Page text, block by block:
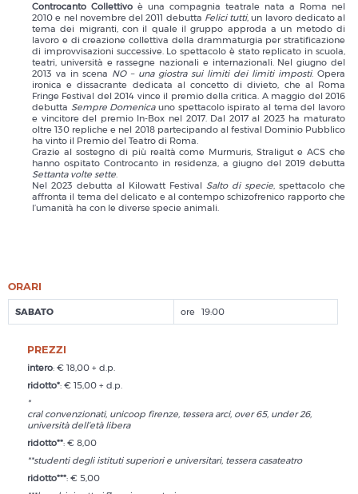
Controcanto Collettivo è una compagnia teatrale nata a Roma nel
2010 e nel novembre del 2011 debutta Felici tutti, un lavoro dedicato al
tema dei migranti, con il quale il gruppo approda a un metodo di
lavoro e di creazione collettiva della drammaturgia per stratificazione
di improvvisazioni successive. Lo spettacolo è stato replicato in scuola,
teatri, università e rassegne nazionali e internazionali. Nel giugno del
2013 va in scena NO – una giostra sui limiti dei limiti imposti. Opera
ironica e dissacrante dedicata al concetto di divieto, che al Roma
Fringe Festival del 2014 vince il premio della critica. A maggio del 2016
debutta Sempre Domenicauno spettacolo ispirato al tema del lavoro
e vincitore del premio In-Box nel 2017. Dal 2017 al 2023 ha maturato
oltre 130 repliche e nel 2018 partecipando al festival Dominio Pubblico
ha vinto il Premio del Teatro di Roma.
Grazie al sostegno di più realtà come Murmuris, Straligut e ACS che
hanno ospitato Controcanto in residenza, a giugno del 2019 debutta
Settanta volte sette.
Nel 2023 debutta al Kilowatt Festival Salto di specie, spettacolo che
affronta il tema del delicato e al contempo schizofrenico rapporto che
l’umanità ha con le diverse specie animali.
ORARI
SABATO 19:00
PREZZI
intero: € 18,00 + d.p.
ridotto*: € 15,00 + d.p.
*
cral convenzionati, unicoop firenze, tessera arci, over 65, under 26,
università dell’età libera
ridotto**: € 8,00
**studenti degli istituti superiori e universitari, tessera casateatro
ridotto***: € 5,00